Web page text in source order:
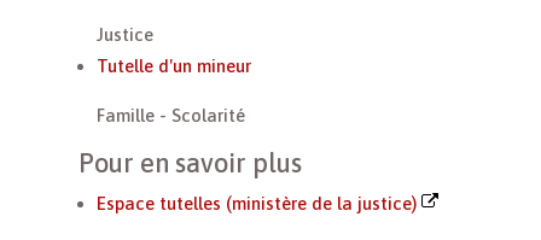
Justice
Tutelle d'un mineur
Famille - Scolarité
Pour en savoir plus
Espace tutelles (ministère de la justice)